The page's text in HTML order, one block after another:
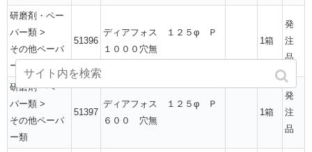
研磨剤・ペー
パー類 >
その他ペーパ
ー類
51396
ディアフォス １２５φ Ｐ
１０００穴無
1箱
発
注
品
研磨剤・ペー
パー類 >
その他ペーパ
ー類
51397
ディアフォス １２５φ Ｐ
６００ 穴無
1箱
発
注
品